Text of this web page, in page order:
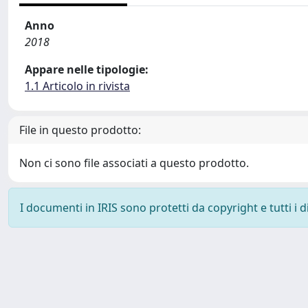
Anno
2018
Appare nelle tipologie:
1.1 Articolo in rivista
File in questo prodotto:
Non ci sono file associati a questo prodotto.
I documenti in IRIS sono protetti da copyright e tutti i